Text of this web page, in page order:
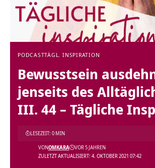
PODCASTTÄGL. INSPIRATION
Bewusstsein
jenseits des
III. 44 – Tägliche
ZULETZT AKTUALISIERT: 4. OKTOBER 2021 07:42
VONOMKARA VOR 5 JAHREN
LESEZEIT: 0 MIN